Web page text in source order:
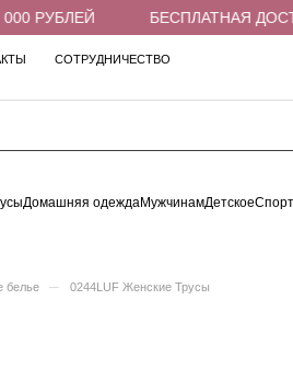
РУБЛЕЙ БЕСПЛАТНАЯ
СОТРУДНИЧЕСТВО
Домашняя одеждаМужчинамДетскоеСпорт
белье – 0244LUF Женские Трусы